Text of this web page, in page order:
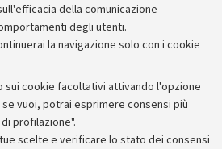
della comunicazione
degli utenti.
la navigazione solo con i cookie
sui cookie facoltativi attivando l'opzione
vuoi, potrai esprimere consensi più
profilazione".
scelte e verificare lo stato dei consensi
Archivio
stampa
Redazione